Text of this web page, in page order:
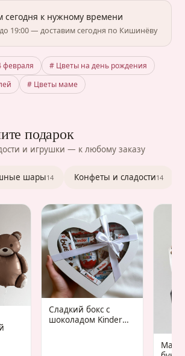
сегодня к нужному времени
19:00 — доставим сегодня по Кишинёву
февраля
# Цветы на день рождения
# Цветы маме
подарок
и игрушки — к любому заказу
шары14 Конфеты и сладости14
Сладкий бокс с
шоколадом Kinder